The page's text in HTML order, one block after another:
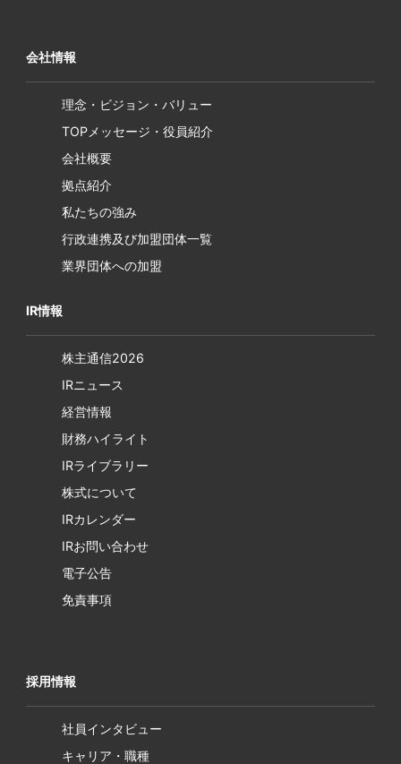
会社情報
理念・ビジョン・バリュー
TOPメッセージ・役員紹介
会社概要
拠点紹介
私たちの強み
行政連携及び加盟団体一覧
業界団体への加盟
IR情報
株主通信2026
IRニュース
経営情報
財務ハイライト
IRライブラリー
株式について
IRカレンダー
IRお問い合わせ
電子公告
免責事項
採用情報
社員インタビュー
キャリア・職種